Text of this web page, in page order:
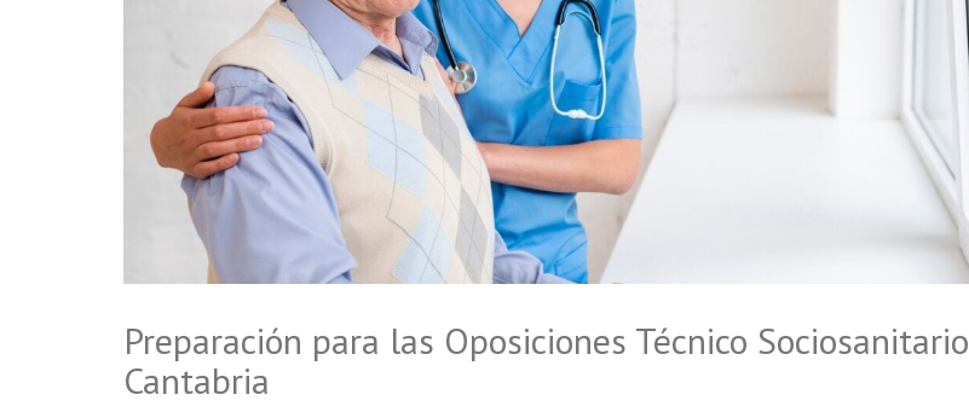
Preparación para las Oposiciones Técnico Sociosanitario
Cantabria